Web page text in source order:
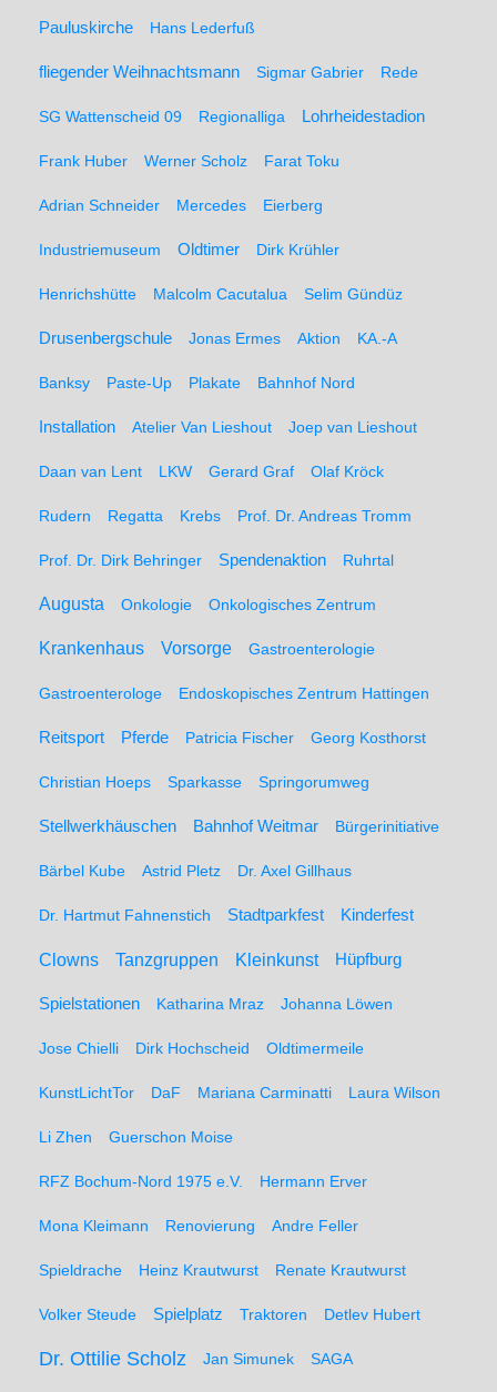
Pauluskirche Hans Lederfuß
fliegender Weihnachtsmann Sigmar Gabrier Rede
SG Wattenscheid 09 Regionalliga Lohrheidestadion
Frank Huber Werner Scholz Farat Toku
Adrian Schneider Mercedes Eierberg
Industriemuseum Oldtimer Dirk Krühler
Henrichshütte Malcolm Cacutalua Selim Gündüz
Drusenbergschule Jonas Ermes Aktion KA.-A
Banksy Paste-Up Plakate Bahnhof Nord
Installation Atelier Van Lieshout Joep van Lieshout
Daan van Lent LKW Gerard Graf Olaf Kröck
Rudern Regatta Krebs Prof. Dr. Andreas Tromm
Prof. Dr. Dirk Behringer Spendenaktion Ruhrtal
Augusta Onkologie Onkologisches Zentrum
Krankenhaus Vorsorge Gastroenterologie
Gastroenterologe Endoskopisches Zentrum Hattingen
Reitsport Pferde Patricia Fischer Georg Kosthorst
Christian Hoeps Sparkasse Springorumweg
Stellwerkhäuschen Bahnhof Weitmar Bürgerinitiative
Bärbel Kube Astrid Pletz Dr. Axel Gillhaus
Dr. Hartmut Fahnenstich Stadtparkfest Kinderfest
Clowns Tanzgruppen Kleinkunst Hüpfburg
Spielstationen Katharina Mraz Johanna Löwen
Jose Chielli Dirk Hochscheid Oldtimermeile
KunstLichtTor DaF Mariana Carminatti Laura Wilson
Li Zhen Guerschon Moise
RFZ Bochum-Nord 1975 e.V. Hermann Erver
Mona Kleimann Renovierung Andre Feller
Spieldrache Heinz Krautwurst Renate Krautwurst
Volker Steude Spielplatz Traktoren Detlev Hubert
Dr. Ottilie Scholz Jan Simunek SAGA